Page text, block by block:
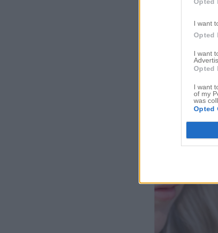
I want
Opted
I want
Opted
I want
of my
was
Opted